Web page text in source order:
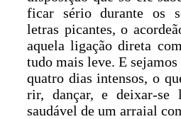
ficar sério durante os
letras picantes, o
aquela ligação direta
tudo mais leve. E
quatro dias intensos, o
rir, dançar, e deixar-se
saudável de um arraial